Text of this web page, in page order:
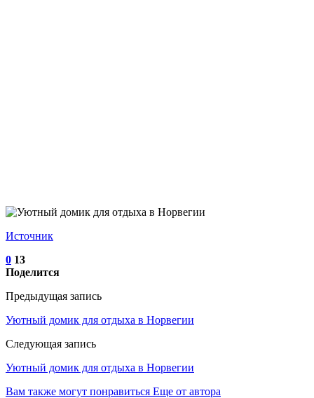
Источник
0 13
Поделится
Предыдущая запись
Уютный домик для отдыха в Норвегии
Следующая запись
Уютный домик для отдыха в Норвегии
Вам также могут понравиться Еще от автора